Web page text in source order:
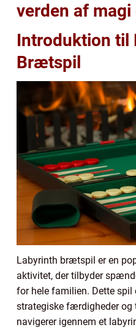
verden af
Introduktion til
Brætspil
Labyrinth brætspil er en
aktivitet, der tilbyder
for hele familien. Dette spil
strategiske færdigheder og
navigerer igennem et